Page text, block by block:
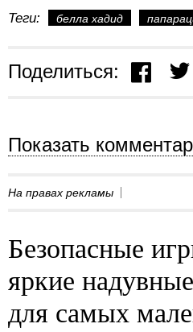
Теги: белла хадид
Поделиться:
Показать
На правах рекламы
Безопасные
яркие
для самых